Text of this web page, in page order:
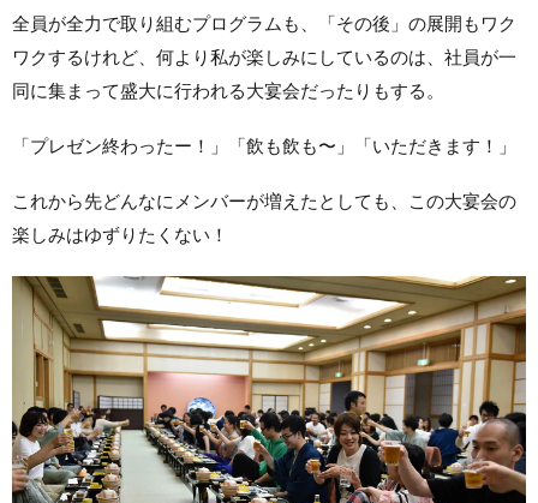
全員が全力で取り組むプログラムも、「その後」の展開もワク
ワクするけれど、何より私が楽しみにしているのは、社員が一
同に集まって盛大に行われる大宴会だったりもする。
「プレゼン終わったー！」「飲も飲も〜」「いただきます！」
これから先どんなにメンバーが増えたとしても、この大宴会の
楽しみはゆずりたくない！